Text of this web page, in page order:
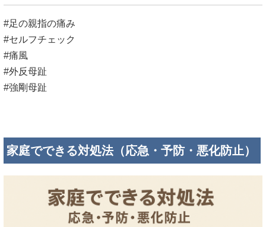
#足の親指の痛み
#セルフチェック
#痛風
#外反母趾
#強剛母趾
家庭でできる対処法（応急・予防・悪化防止）